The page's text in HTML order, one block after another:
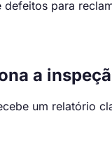
defeitos para
a
um relatório